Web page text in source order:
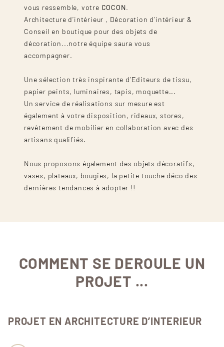
vous ressemble, votre COCON.
Architecture d’intérieur , Décoration d’intérieur &
Conseil en boutique pour des objets de
décoration...notre équipe saura vous
accompagner.
Une sélection très inspirante d’Editeurs de tissu,
papier peints, luminaires, tapis, moquette...
Un service de réalisations sur mesure est
également à votre disposition, rideaux, stores,
revêtement de mobilier en collaboration avec des
artisans qualifiés.
Nous proposons également des objets décoratifs,
vases, plateaux, bougies, la petite touche déco des
dernières tendances à adopter !!
COMMENT SE DEROULE UN
PROJET ...
PROJET EN ARCHITECTURE D’INTERIEUR